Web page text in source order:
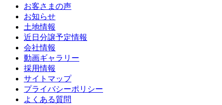
お客さまの声
お知らせ
土地情報
近日分譲予定情報
会社情報
動画ギャラリー
採用情報
サイトマップ
プライバシーポリシー
よくある質問